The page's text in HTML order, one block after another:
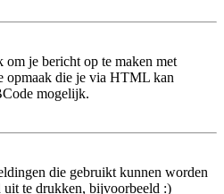
je bericht op te maken met
opmaak die je via HTML kan
mogelijk.
die gebruikt kunnen worden
uit te drukken, bijvoorbeeld :)